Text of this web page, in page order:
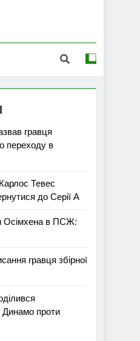
гравця
переходу в
Тевес
до Серії А
Осімхена в ПСЖ:
гравця збірної
Динамо проти